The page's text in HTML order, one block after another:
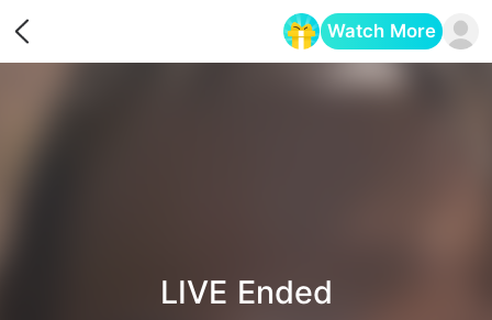
Watch More
LIVE Ended